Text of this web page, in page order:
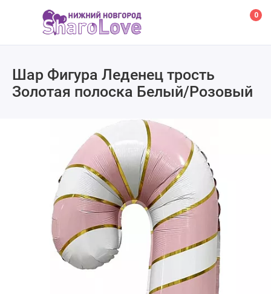
0
Шар Фигура Леденец трость
Золотая полоска Белый/Розовый